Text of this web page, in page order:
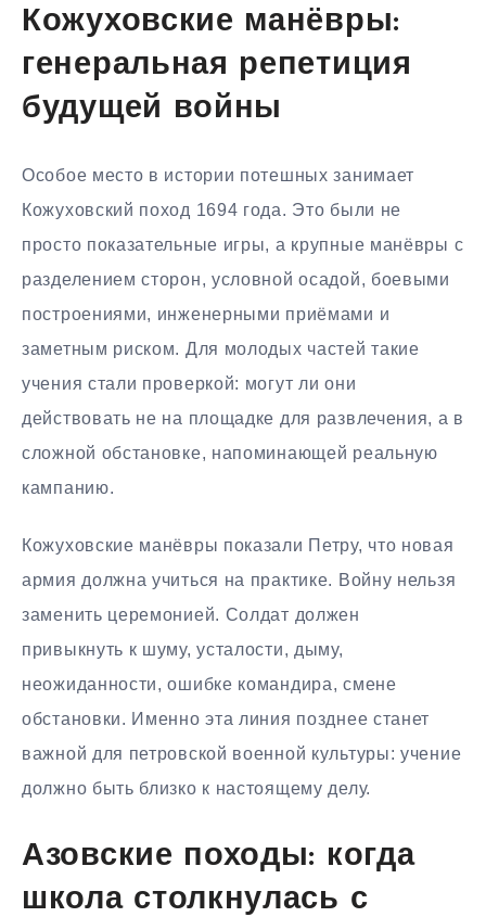
Кожуховские манёвры:
генеральная репетиция
будущей войны
Особое место в истории потешных занимает
Кожуховский поход 1694 года. Это были не
просто показательные игры, а крупные манёвры с
разделением сторон, условной осадой, боевыми
построениями, инженерными приёмами и
заметным риском. Для молодых частей такие
учения стали проверкой: могут ли они
действовать не на площадке для развлечения, а в
сложной обстановке, напоминающей реальную
кампанию.
Кожуховские манёвры показали Петру, что новая
армия должна учиться на практике. Войну нельзя
заменить церемонией. Солдат должен
привыкнуть к шуму, усталости, дыму,
неожиданности, ошибке командира, смене
обстановки. Именно эта линия позднее станет
важной для петровской военной культуры: учение
должно быть близко к настоящему делу.
Азовские походы: когда
школа столкнулась с